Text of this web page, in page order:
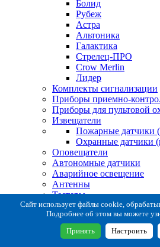
Болид
Рубеж
Астра
Альтоника
Галактика
Стрелец-ПРО
Crow Merlin
Лидер
Комплекты сигнализации
Приборы приемно-
Приборы для пультовой
Извещатели
Пожарные датчики
Охранные датчики
Оповещатели
Автономные датчики
Аварийное освещение
Антенны
Тестеры
Система сбора извещений
Расходные и монтажные
Коробки
Кронштейны для
Сайт использует файлы cookie,
Подробнее об этом вы можете
Принять Настроить